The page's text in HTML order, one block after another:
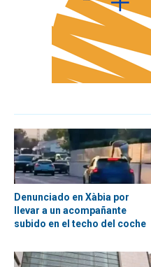
Denunciado en Xàbia por
llevar a un acompañante
subido en el techo del coche